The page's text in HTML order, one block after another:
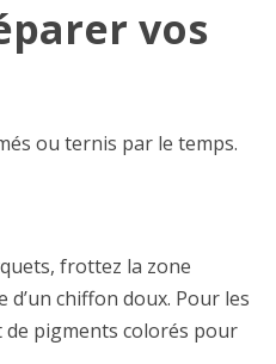
vos
ou ternis par le temps.
frottez la zone
d’un chiffon doux. Pour les
de pigments colorés pour